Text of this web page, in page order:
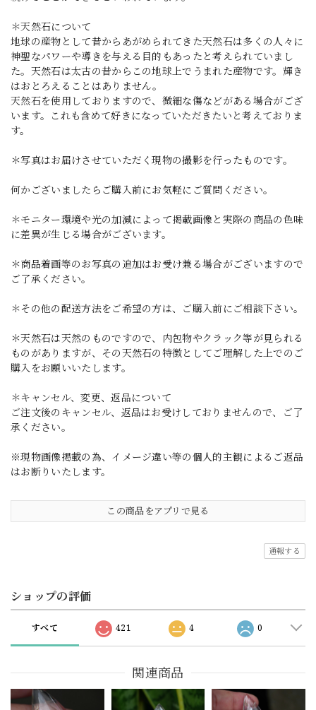
＊天然石について
地球の産物として昔からあがめられてきた天然石は多くの人々に
神聖なパワーや導きを与える目的もあったと考えられていまし
た。天然石は太古の昔からこの地球上でうまれた産物です。輝き
はおとろえることはありません。
天然石を使用しておりますので、微細な傷などがある場合がござ
います。これも含めて好きになっていただきたいと考えておりま
す。
＊写真はお届けさせていただく現物の撮影を行ったものです。
何かございましたらご購入前にお気軽にご質問ください。
＊モニター環境や光の加減によって掲載画像と実際の商品の色味
に差異が生じる場合がございます。
＊商品着画等のお写真の追加はお受け兼る場合がございますので
ご了承ください。
＊その他の配送方法をご希望の方は、ご購入前にご相談下さい。
＊天然石は天然のものですので、内包物やクラック等が見られる
ものがありますが、その天然石の特徴としてご理解した上でのご
購入をお願いいたします。
＊キャンセル、変更、返品について
ご注文後のキャンセル、返品はお受けしておりませんので、ご了
承ください。
※現物画像掲載の為、イメージ違い等の個人的主観によるご返品
はお断りいたします。
この商品をアプリで見る
通報する
ショップの評価
すべて 421 4 0
関連商品